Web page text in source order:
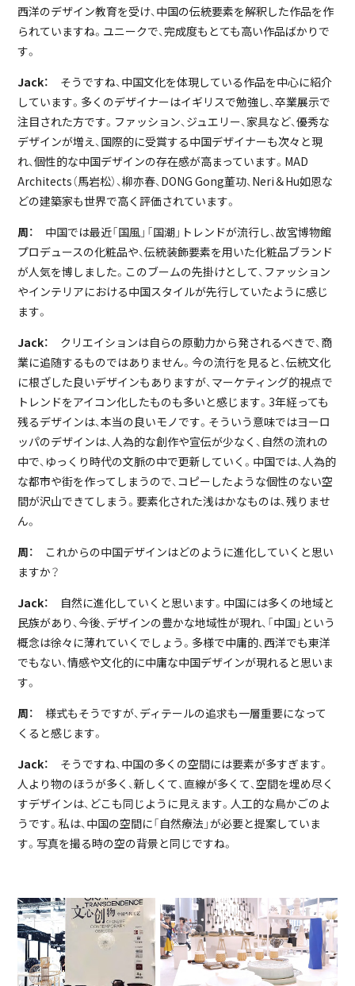
西洋のデザイン教育を受け、中国の伝統要素を解釈した作品を作
られていますね。ユニークで、完成度もとても高い作品ばかりで
す。
Jack：
そうですね、中国文化を体現している作品を中心に紹介
しています。多くのデザイナーはイギリスで勉強し、卒業展示で
注目された方です。ファッション、ジュエリー、家具など、優秀な
デザインが増え、国際的に受賞する中国デザイナーも次々と現
れ、個性的な中国デザインの存在感が高まっています。MAD
Architects（馬岩松）、柳亦春、DONG Gong董功、Neri＆Hu如恩な
どの建築家も世界で高く評価されています。
周：
中国では最近「国風」「国潮」トレンドが流行し、故宮博物館
プロデュースの化粧品や、伝統装飾要素を用いた化粧品ブランド
が人気を博しました。このブームの先掛けとして、ファッション
やインテリアにおける中国スタイルが先行していたように感じ
ます。
Jack：
クリエイションは自らの原動力から発されるべきで、商
業に追随するものではありません。今の流行を見ると、伝統文化
に根ざした良いデザインもありますが、マーケティング的視点で
トレンドをアイコン化したものも多いと感じます。3年経っても
残るデザインは、本当の良いモノです。そういう意味ではヨーロ
ッパのデザインは、人為的な創作や宣伝が少なく、自然の流れの
中で、ゆっくり時代の文脈の中で更新していく。中国では、人為的
な都市や街を作ってしまうので、コピーしたような個性のない空
間が沢山できてしまう。要素化された浅はかなものは、残りませ
ん。
周：
これからの中国デザインはどのように進化していくと思い
ますか？
Jack：
自然に進化していくと思います。中国には多くの地域と
民族があり、今後、デザインの豊かな地域性が現れ、「中国」という
概念は徐々に薄れていくでしょう。多様で中庸的、西洋でも東洋
でもない、情感や文化的に中庸な中国デザインが現れると思いま
す。
周：
様式もそうですが、ディテールの追求も一層重要になって
くると感じます。
Jack：
そうですね、中国の多くの空間には要素が多すぎます。
人より物のほうが多く、新しくて、直線が多くて、空間を埋め尽く
すデザインは、どこも同じように見えます。人工的な鳥かごのよ
うです。私は、中国の空間に「自然療法」が必要と提案していま
す。写真を撮る時の空の背景と同じですね。